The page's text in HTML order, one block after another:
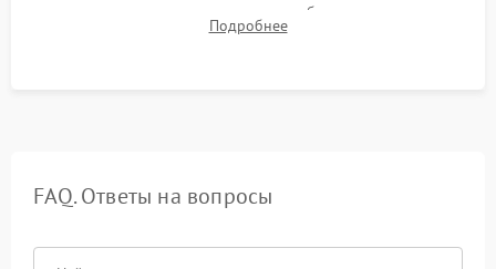
ровности среза, эластичности шва, работы ролевого шва и
отсутствия стягивания или волнистости ткани.
Подробнее
FAQ. Ответы на вопросы